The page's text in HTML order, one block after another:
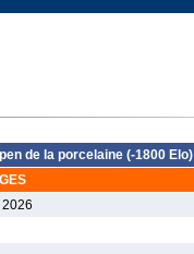
de la porcelaine (-1800 Elo)